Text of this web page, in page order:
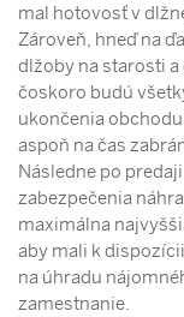
mal hotovosť v
Zároveň, hneď na
dlžoby na starosti
čoskoro budú
ukončenia
aspoň na čas
Následne po
zabezpečenia
maximálna
aby mali k
na úhradu
zamestnanie.